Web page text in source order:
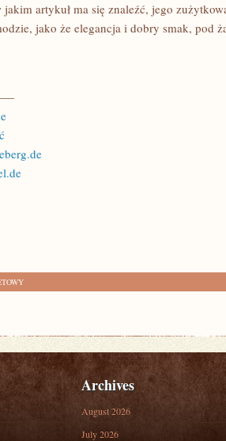
artykuł ma się znaleźć, jego
jako że elegancja i dobry smak, pod
Archives
August 2026
July 2026